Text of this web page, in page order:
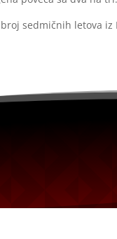
sedmičnih letova iz